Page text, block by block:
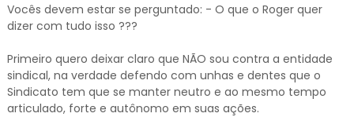
Vocês devem estar se perguntado: - O que o Roger quer
dizer com tudo isso ???
Primeiro quero deixar claro que NÃO sou contra a entidade
sindical, na verdade defendo com unhas e dentes que o
Sindicato tem que se manter neutro e ao mesmo tempo
articulado, forte e autônomo em suas ações.